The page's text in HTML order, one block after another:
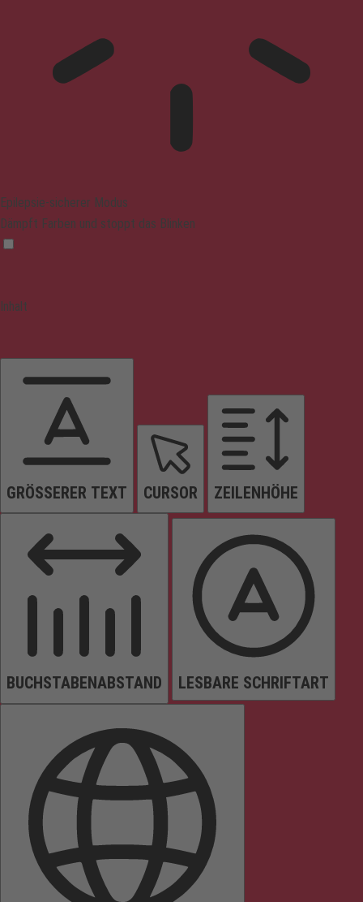
Epilepsie-sicherer Modus
Dämpft Farben und stoppt das Blinken
Inhalt
GRÖSSERER TEXT CURSOR ZEILENHÖHE
BUCHSTABENABSTAND LESBARE SCHRIFTART